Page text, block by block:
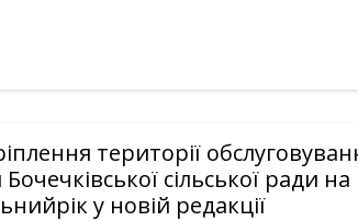
території
сільської ради на
у новій редакції